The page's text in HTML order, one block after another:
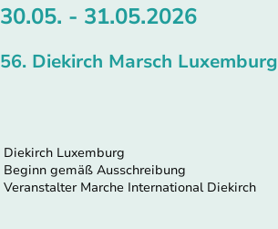
30.05. - 31.05.2026
56. Diekirch Marsch Luxemburg
Diekirch Luxemburg
Beginn gemäß Ausschreibung
Veranstalter Marche International Diekirch